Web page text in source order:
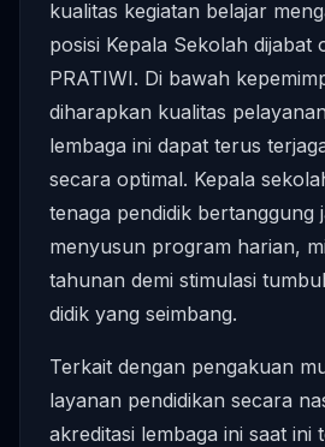
kualitas kegiatan belajar
posisi Kepala Sekolah dijabat
PRATIWI. Di bawah
diharapkan kualitas
lembaga ini dapat terus
secara optimal. Kepala
tenaga pendidik bertanggung
menyusun program harian,
tahunan demi stimulasi
didik yang seimbang.
Terkait dengan pengakuan
layanan pendidikan secara
akreditasi lembaga ini saat ini